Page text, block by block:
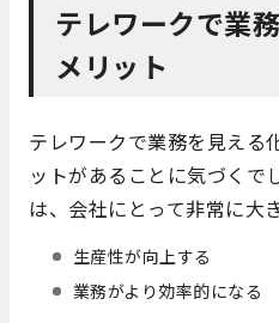
テレワークで業
メリット
テレワークで業務を見える
ットがあることに気づくで
は、会社にとって非常に大
生産性が向上する
業務がより効率的になる